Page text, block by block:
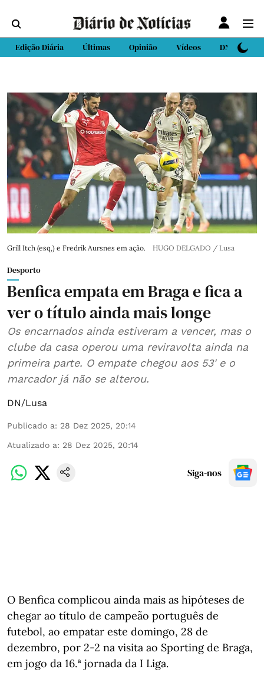
Edição Diária Últimas Opinião Vídeos DN Sport
Grill Itch (esq,) e Fredrik Aursnes em ação. HUGO DELGADO / Lusa
Desporto
Benfica empata em Braga e fica a
ver o título ainda mais longe
Os encarnados ainda estiveram a vencer, mas o
clube da casa operou uma reviravolta ainda na
primeira parte. O empate chegou aos 53' e o
marcador já não se alterou.
DN/Lusa
Publicado a: 28 Dez 2025, 20:14
Atualizado a: 28 Dez 2025, 20:14
Siga-nos
O Benfica complicou ainda mais as hipóteses de
chegar ao título de campeão português de
futebol, ao empatar este domingo, 28 de
dezembro, por 2-2 na visita ao Sporting de Braga,
em jogo da 16.ª jornada da I Liga.